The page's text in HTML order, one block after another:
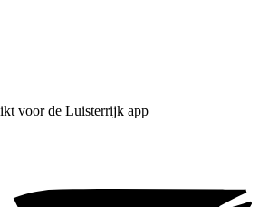
voor de Luisterrijk app